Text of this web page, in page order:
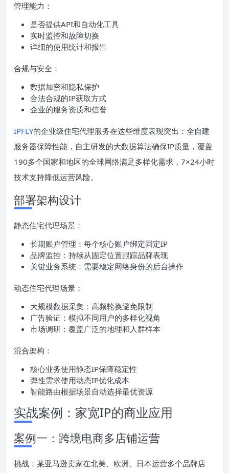
管理能力：
是否提供API和自动化工具
实时监控和故障切换
详细的使用统计和报告
合规与安全：
数据加密和隐私保护
合法合规的IP获取方式
企业的服务资质和信誉
IPFLY的企业级住宅代理服务在这些维度表现突出：全自建
服务器保障性能，自主研发的大数据算法确保IP质量，覆盖
190多个国家和地区的全球网络满足多样化需求，7×24小时
技术支持降低运营风险。
部署架构设计
静态住宅代理场景：
长期账户管理：每个核心账户绑定固定IP
品牌监控：持续从固定位置跟踪品牌表现
关键业务系统：需要稳定网络身份的后台操作
动态住宅代理场景：
大规模数据采集：高频轮换避免限制
广告验证：模拟不同用户的多样化视角
市场调研：覆盖广泛的地理和人群样本
混合架构：
核心业务使用静态IP保障稳定性
弹性需求使用动态IP优化成本
智能路由根据场景自动选择最优资源
实战案例：家宽IP的商业应用
案例一：跨境电商多店铺运营
挑战：某亚马逊卖家在北美、欧洲、日本运营多个品牌店